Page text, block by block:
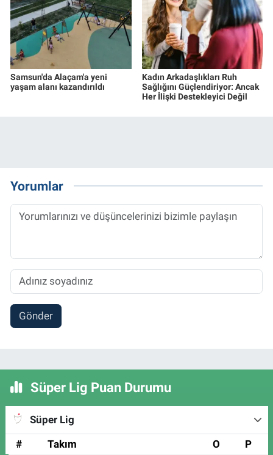
Samsun'da Alaçam'a yeni
yaşam alanı kazandırıldı
Kadın Arkadaşlıkları Ruh
Sağlığını Güçlendiriyor: Ancak
Her İlişki Destekleyici Değil
Yorumlar
Gönder
Süper Lig Puan Durumu
Süper Lig
#
Takım O P